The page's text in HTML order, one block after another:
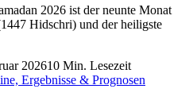
2026 ist der neunte Monat
Hidschri) und der heiligste
202610 Min. Lesezeit